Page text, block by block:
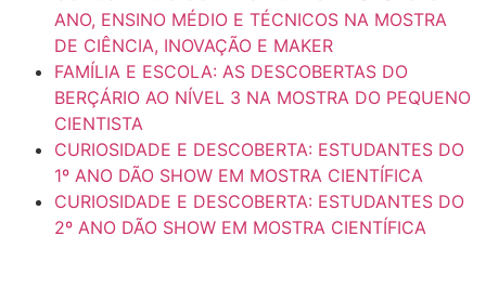
ANO, ENSINO MÉDIO E TÉCNICOS NA MOSTRA
DE CIÊNCIA, INOVAÇÃO E MAKER
FAMÍLIA E ESCOLA: AS DESCOBERTAS DO
BERÇÁRIO AO NÍVEL 3 NA MOSTRA DO PEQUENO
CIENTISTA
CURIOSIDADE E DESCOBERTA: ESTUDANTES DO
1º ANO DÃO SHOW EM MOSTRA CIENTÍFICA
CURIOSIDADE E DESCOBERTA: ESTUDANTES DO
2º ANO DÃO SHOW EM MOSTRA CIENTÍFICA